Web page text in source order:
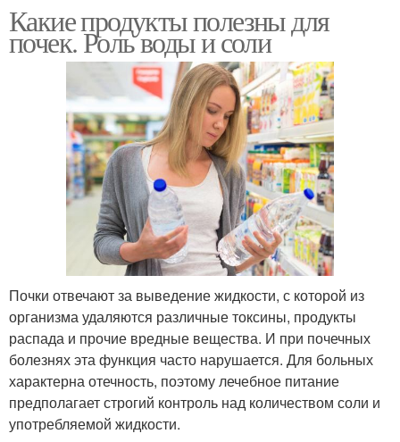
Какие продукты полезны для
почек. Роль воды и соли
Почки отвечают за выведение жидкости, с которой из
организма удаляются различные токсины, продукты
распада и прочие вредные вещества. И при почечных
болезнях эта функция часто нарушается. Для больных
характерна отечность, поэтому лечебное питание
предполагает строгий контроль над количеством соли и
употребляемой жидкости.